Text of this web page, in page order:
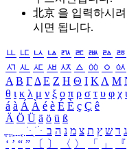
北京 을 입력하시
시면 됩니다.
ㅥ ㅦ ㅧ ㅨ ㅩ ㅪ ㅫ ㅬ ㅭ
ㅺ ㅻ ㅼ ㅽ ㅾ ㅿ ㆀ ㆁ ㆂ
Α Β ΓΔ Ε Ζ Η Θ Ι ΚΛ Μ
θ ι κ λ μ ν ξ ο π ρ σ τ υ φ χ
á à Á À é è É È ç Ç ê
Ä Ö Ü ä ö ü ß
ִֶֹ ֻּ ׁׂ ג ד ש ץ ת צ מ נ ה ב
‘ ’ “ ” 〔 〕 〈 〉 「 」 『